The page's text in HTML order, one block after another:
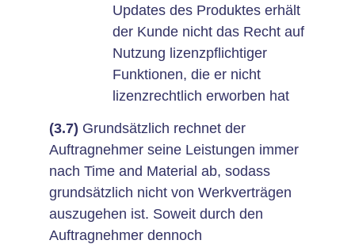
Updates des Produktes erhält
der Kunde nicht das Recht auf
Nutzung lizenzpflichtiger
Funktionen, die er nicht
lizenzrechtlich erworben hat
(3.7) Grundsätzlich rechnet der
Auftragnehmer seine Leistungen immer
nach Time and Material ab, sodass
grundsätzlich nicht von Werkverträgen
auszugehen ist. Soweit durch den
Auftragnehmer dennoch